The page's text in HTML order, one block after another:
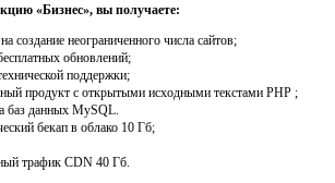
«Бизнес», вы получаете:
создание неограниченного числа сайтов;
обновлений;
поддержки;
продукт с открытыми исходными текстами PHP ;
баз данных MySQL.
бекап в облако 10 Гб;
трафик CDN 40 Гб.